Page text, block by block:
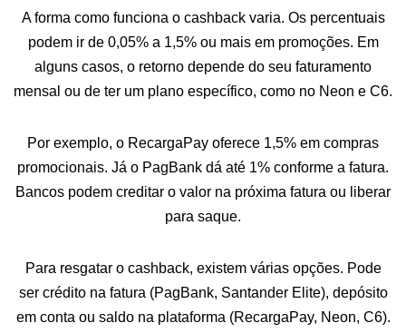
A forma como funciona o cashback varia. Os percentuais
podem ir de 0,05% a 1,5% ou mais em promoções. Em
alguns casos, o retorno depende do seu faturamento
mensal ou de ter um plano específico, como no Neon e C6.
Por exemplo, o RecargaPay oferece 1,5% em compras
promocionais. Já o PagBank dá até 1% conforme a fatura.
Bancos podem creditar o valor na próxima fatura ou liberar
para saque.
Para resgatar o cashback, existem várias opções. Pode
ser crédito na fatura (PagBank, Santander Elite), depósito
em conta ou saldo na plataforma (RecargaPay, Neon, C6).